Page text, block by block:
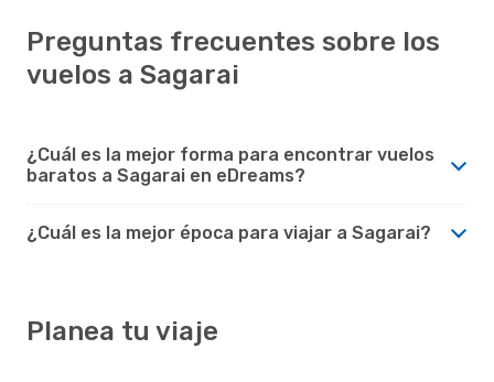
Preguntas frecuentes sobre los
vuelos a Sagarai
¿Cuál es la mejor forma para encontrar vuelos
baratos a Sagarai en eDreams?
¿Cuál es la mejor época para viajar a Sagarai?
Planea tu viaje